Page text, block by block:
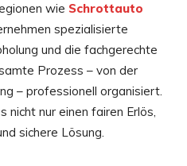
wie Schrottauto
spezialisierte
und die fachgerechte
Prozess – von der
– professionell organisiert.
nicht nur einen fairen Erlös,
sichere Lösung.